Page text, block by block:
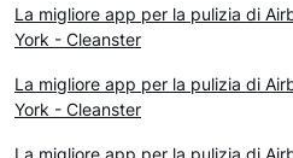
La migliore app per la pulizia di
York - Cleanster
La migliore app per la pulizia di
York - Cleanster
La migliore app per la pulizia di